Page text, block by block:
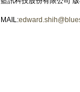
MAIL: